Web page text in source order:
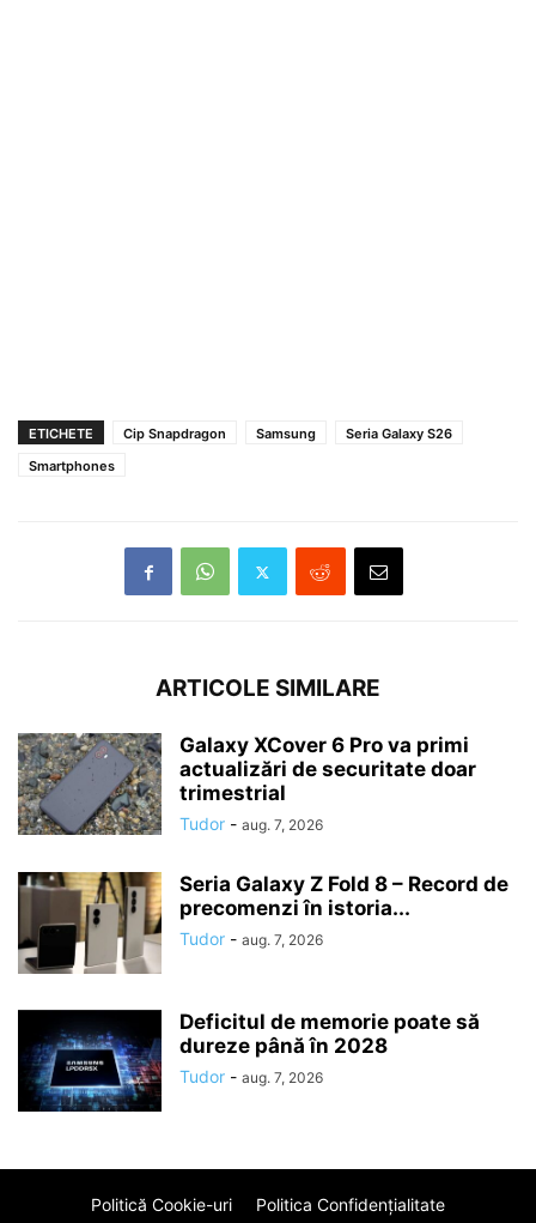
ETICHETE Cip Snapdragon Samsung
Seria Galaxy S26
Smartphones
ARTICOLE SIMILARE
Galaxy XCover 6 Pro va primi
actualizări de securitate doar
trimestrial
Tudor - aug. 7, 2026
Seria Galaxy Z Fold 8 – Record de
precomenzi în istoria...
Tudor - aug. 7, 2026
Deficitul de memorie poate să
dureze până în 2028
Tudor - aug. 7, 2026
Politică Cookie-uri Politica Confidenţialitate